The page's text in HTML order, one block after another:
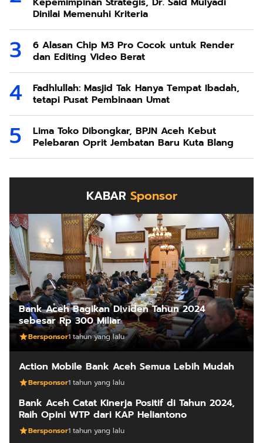
Dinilai Memenuhi Kriteria
6 Alasan Chip M3 Pro Cocok untuk Render
dan Editing Video Berat
Fadhlullah: Masjid Tak Hanya Tempat Ibadah,
tetapi Pusat Pembinaan Umat
Lima Toko Dibongkar, BPJN Aceh Kebut
Pelebaran Oprit Jembatan Baru Kuta Blang
KABAR Sponsor
Bank Aceh Bagikan Dividen Tahun 2024
sebesar Rp 300 Miliar
Bersponsor1 tahun yang lalu
Action Mobile Bank Aceh Semua Lebih Mudah
Bersponsor1 tahun yang lalu
Bank Aceh Catat Kinerja Positif di Tahun 2024,
Raih Opini WTP dari KAP Heliantono
Bersponsor1 tahun yang lalu